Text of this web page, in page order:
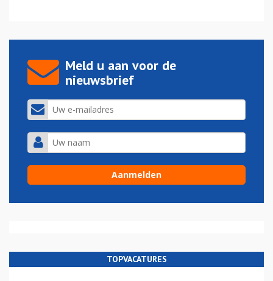
Meld u aan voor de
nieuwsbrief
TOPVACATURES